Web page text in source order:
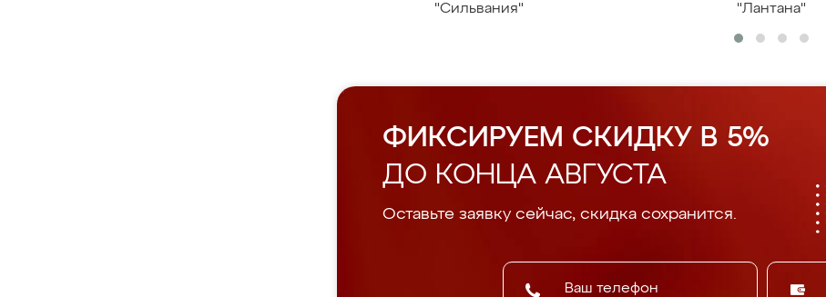
"Сильвания"
"Лантана"
ФИКСИРУЕМ СКИДКУ В 5%
ДО КОНЦА АВГУСТА
Оставьте заявку сейчас, скидка сохранится.